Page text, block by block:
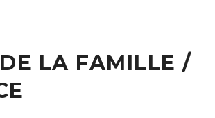
LA FAMILLE /